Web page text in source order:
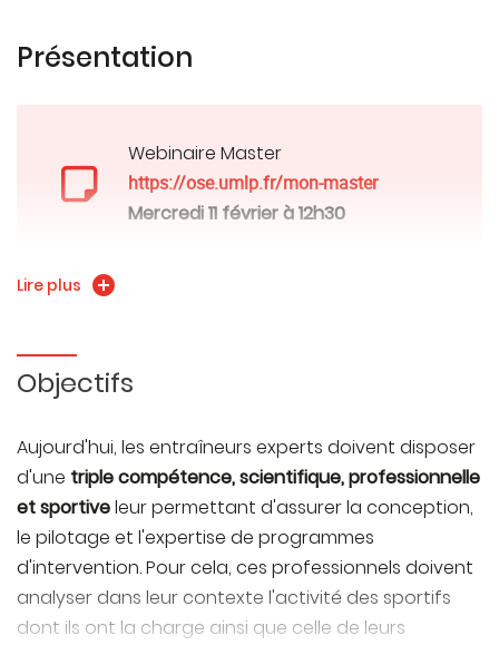
Présentation
Webinaire Master
https://ose.umlp.fr/mon-master
Mercredi 11 février à 12h30
Les masters STAPS EOPS permettent de former les
sportive et organisationnelle dans les domaines de
la préparation physique, de l’entraînement et de
préparation mentale, de la réathlétisation ou de la
nutrition du sportif. A BESANCON le Master EOPS est
centré sur "l'ingénierie de l'entrainement sportif"
Lire plus
Objectifs
Aujourd'hui, les entraîneurs experts doivent disposer
d'une triple compétence, scientifique, professionnelle
et sportiveleur permettant d'assurer la conception,
le pilotage et l'expertise de programmes
d'intervention. Pour cela, ces professionnels doivent
analyser dans leur contexte l'activité des sportifs
dont ils ont la charge ainsi que celle de leurs